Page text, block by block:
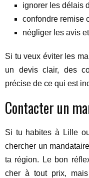
ignorer les délais
confondre remise
négliger les avis
Si tu veux éviter les
un devis clair, des
précise de ce qui est
Contacter un
Si tu habites à Lille
chercher un
ta région. Le bon
cher à tout prix,